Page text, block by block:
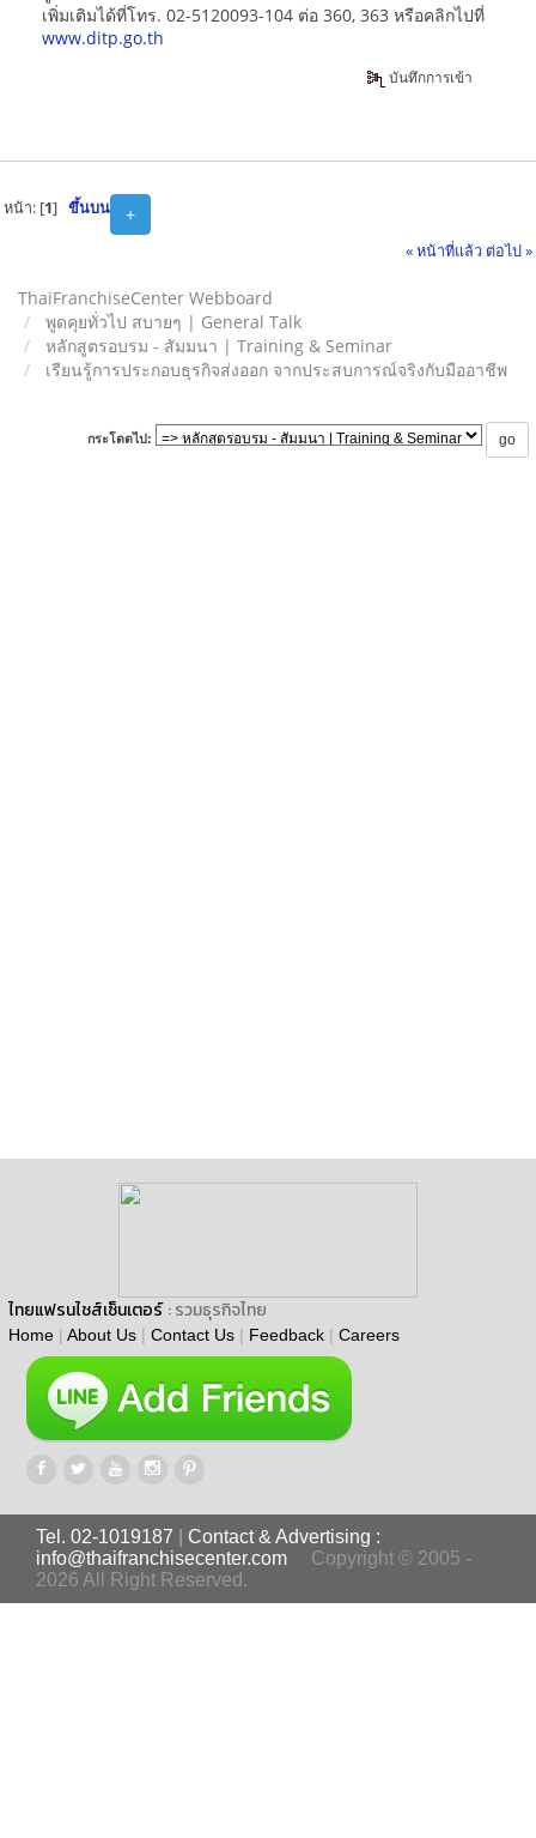
เพิ่มเติมได้ที่โทร. 02-5120093-104 ต่อ 360, 363 หรือคลิกไปที่
www.ditp.go.th
บันทึกการเข้า
+
หน้า: [1] ขึ้นบน
« หน้าที่แล้ว ต่อไป »
ThaiFranchiseCenter Webboard
พูดคุยทั่วไป สบายๆ | General Talk
หลักสูตรอบรม - สัมมนา | Training & Seminar
เรียนรู้การประกอบธุรกิจส่งออก จากประสบการณ์จริงกับมืออาชีพ
กระโดดไป:
ไทยแฟรนไชส์เซ็นเตอร์ : รวมธุรกิจไทย
Home | About Us | Contact Us | Feedback | Careers
Tel. 02-1019187
Contact & Advertising :
info@thaifranchisecenter.com
Copyright © 2005 -
2026 All Right Reserved.